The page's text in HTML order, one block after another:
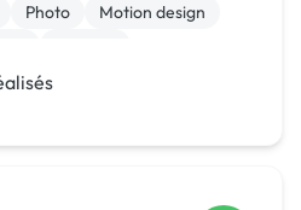
Photo
Motion design